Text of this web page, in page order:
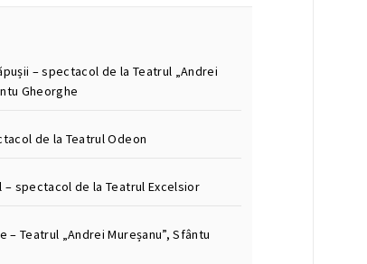
– spectacol de la Teatrul „Andrei
Gheorghe
de la Teatrul Odeon
– spectacol de la Teatrul Excelsior
– Teatrul „Andrei Mureșanu”, Sfântu